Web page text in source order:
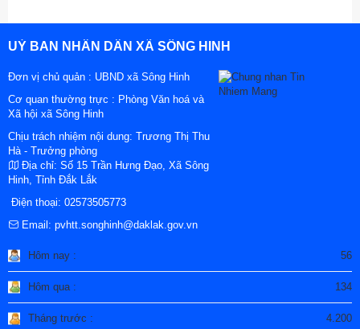
UỶ BAN NHÂN DÂN XÃ SÔNG HINH
Đơn vị chủ quản : UBND xã Sông Hinh
Cơ quan thường trực : Phòng Văn hoá và
Xã hội xã Sông Hinh
Chịu trách nhiệm nội dung: Trương Thị Thu
Hà - Trưởng phòng
Địa chỉ: Số 15 Trần Hưng Đạo, Xã Sông
Hinh, Tỉnh Đắk Lắk
Điện thoại: 02573505773
Email: pvhtt.songhinh@daklak.gov.vn
Hôm nay : 56
Hôm qua : 134
Tháng trước : 4.200